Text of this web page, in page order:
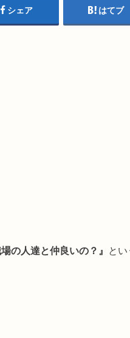
シェア はてブ
の人達と仲良いの？』 と